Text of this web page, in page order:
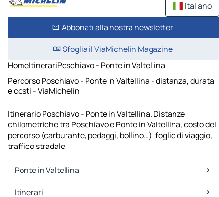
Italiano
Abbonati alla nostra newsletter
Sfoglia il ViaMichelin Magazine
HomeItinerariPoschiavo - Ponte in Valtellina
Percorso Poschiavo - Ponte in Valtellina - distanza, durata
e costi - ViaMichelin
Itinerario Poschiavo - Ponte in Valtellina. Distanze
chilometriche tra Poschiavo e Ponte in Valtellina, costo del
percorso (carburante, pedaggi, bollino…), foglio di viaggio,
traffico stradale
Ponte in Valtellina
Ponte in Valtellina Mappe Piantine
Itinerari